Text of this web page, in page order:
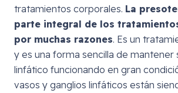
tratamientos corporales. La
parte integral de los
por muchas razones. Es un
y es una forma sencilla de mantener
linfático funcionando en gran
vasos y ganglios linfáticos están